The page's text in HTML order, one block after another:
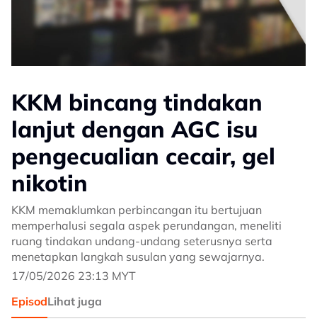
KKM bincang tindakan
lanjut dengan AGC isu
pengecualian cecair, gel
nikotin
KKM memaklumkan perbincangan itu bertujuan
memperhalusi segala aspek perundangan, meneliti
ruang tindakan undang-undang seterusnya serta
menetapkan langkah susulan yang sewajarnya.
17/05/2026 23:13 MYT
EpisodLihat juga